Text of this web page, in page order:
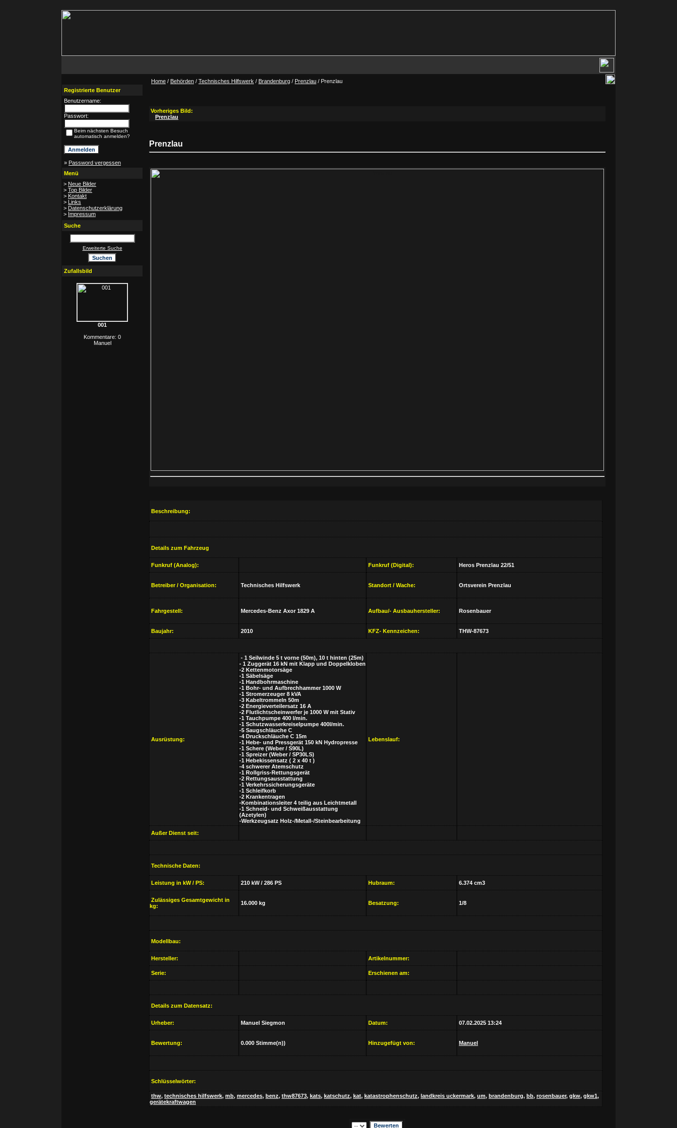
Registrierte Benutzer
Benutzername:
Passwort:
Beim nächsten Besuch
automatisch anmelden?
» Password vergessen
Menü
> Neue Bilder
> Top Bilder
> Kontakt
> Links
> Datenschutzerklärung
> Impressum
Suche
Erweiterte Suche
Zufallsbild
001
Kommentare: 0
Manuel
Home / Behörden / Technisches Hilfswerk / Brandenburg / Prenzlau / Prenzlau
Vorheriges Bild:
Prenzlau
Prenzlau
Beschreibung:
Details zum Fahrzeug
Funkruf (Analog): Funkruf (Digital): Heros Prenzlau 22/51
Betreiber / Organisation: Technisches Hilfswerk Standort / Wache: Ortsverein Prenzlau
Fahrgestell: Mercedes-Benz Axor 1829 A Aufbau/- Ausbauhersteller: Rosenbauer
Baujahr: 2010 KFZ- Kennzeichen: THW-87673
Ausrüstung:
- 1 Seilwinde 5 t vorne (50m), 10 t hinten (25m)
- 1 Zuggerät 16 kN mit Klapp und Doppelkloben
-2 Kettenmotorsäge
-1 Säbelsäge
-1 Handbohrmaschine
-1 Bohr- und Aufbrechhammer 1000 W
-1 Stromerzeuger 8 kVA
-3 Kabeltrommeln 50m
-2 Energieverteilersatz 16 A
-2 Flutlichtscheinwerfer je 1000 W mit Stativ
-1 Tauchpumpe 400 l/min.
-1 Schutzwasserkreiselpumpe 400l/min.
-5 Saugschläuche C
-4 Druckschläuche C 15m
-1 Hebe- und Pressgerät 150 kN Hydropresse
-1 Schere (Weber / S90L)
-1 Spreizer (Weber / SP30LS)
-1 Hebekissensatz ( 2 x 40 t )
-4 schwerer Atemschutz
-1 Rollgriss-Rettungsgerät
-2 Rettungsausstattung
-1 Verkehrssicherungsgeräte
-1 Schleifkorb
-2 Krankentragen
-Kombinationsleiter 4 teilig aus Leichtmetall
-1 Schneid- und Schweißausstattung
(Azetylen)
-Werkzeugsatz Holz-/Metall-/Steinbearbeitung
Lebenslauf:
Außer Dienst seit:
Technische Daten:
Leistung in kW / PS: 210 kW / 286 PS Hubraum: 6.374 cm3
Zulässiges Gesamtgewicht in
kg:
16.000 kg Besatzung: 1/8
Modellbau:
Hersteller: Artikelnummer:
Serie: Erschienen am:
Details zum Datensatz:
Urheber: Manuel Siegmon Datum: 07.02.2025 13:24
Bewertung: 0.000 Stimme(n)) Hinzugefügt von: Manuel
Schlüsselwörter:
thw, technisches hilfswerk, mb, mercedes, benz, thw87673, kats, katschutz, kat, katastrophenschutz, landkreis uckermark, um, brandenburg, bb, rosenbauer, gkw, gkw1,
gerätekraftwagen